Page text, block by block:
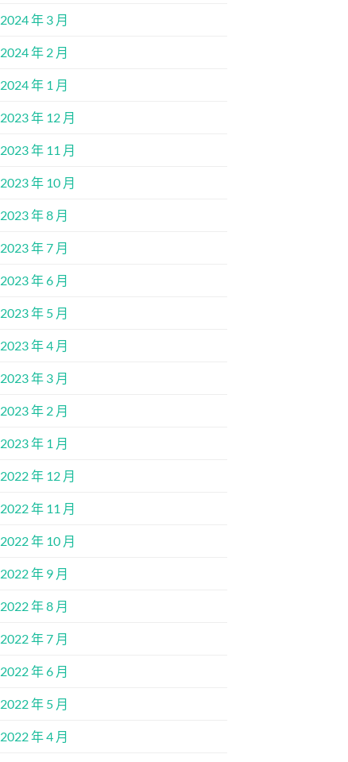
2024 年 3 月
2024 年 2 月
2024 年 1 月
2023 年 12 月
2023 年 11 月
2023 年 10 月
2023 年 8 月
2023 年 7 月
2023 年 6 月
2023 年 5 月
2023 年 4 月
2023 年 3 月
2023 年 2 月
2023 年 1 月
2022 年 12 月
2022 年 11 月
2022 年 10 月
2022 年 9 月
2022 年 8 月
2022 年 7 月
2022 年 6 月
2022 年 5 月
2022 年 4 月